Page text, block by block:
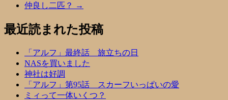
仲良し二匹？
→
最近読まれた投稿
「アルフ」最終話 旅立ちの日
NASを買いました
神社は好調
「アルフ」第95話 スカーフいっぱいの愛
ミィって一体いくつ？